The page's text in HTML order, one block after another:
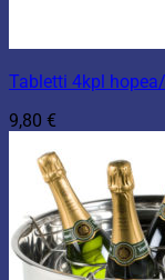
Tabletti 4kpl
9,80 €